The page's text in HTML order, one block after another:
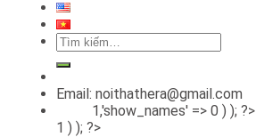
Tìm
kiếm:
Email: noithathera@gmail.com
1,'show_names' => 0 ) ); ?>
1 ) ); ?>